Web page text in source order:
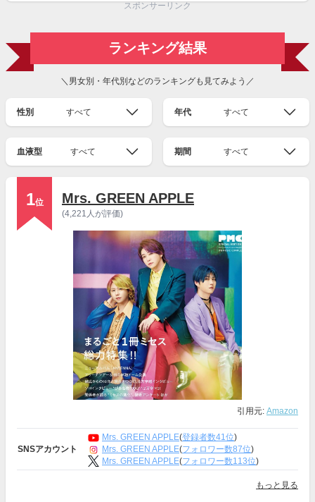
スポンサーリンク
ランキング結果
＼男女別・年代別などのランキングも見てみよう／
性別 すべて 年代 すべて
血液型 すべて 期間 すべて
1位 Mrs. GREEN APPLE
(4,221人が評価)
引用元: Amazon
SNSアカウント
Mrs. GREEN APPLE(登録者数41位)
Mrs. GREEN APPLE(フォロワー数87位)
Mrs. GREEN APPLE(フォロワー数113位)
もっと見る